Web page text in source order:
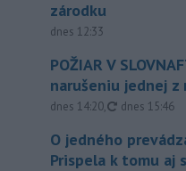
zárodku
dnes 12:33
POŽIAR V
narušeniu jednej z
dnes 14:20, aktualizované
dnes 15:46
O jedného
Prispela k tomu aj